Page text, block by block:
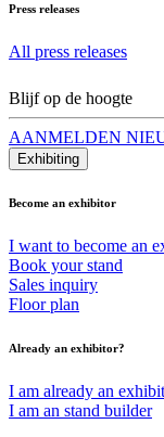
Press releases
All press releases
Blijf op de hoogte
AANMELDEN
Exhibiting
Become an exhibitor
I want to become an
Book your stand
Sales inquiry
Floor plan
Already an exhibitor?
I am already an
I am an stand builder